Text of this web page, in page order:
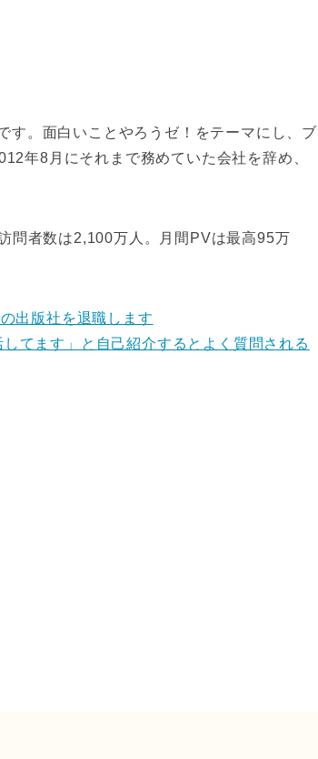
す。面白いことやろうゼ！をテーマにし、ブ
年8月にそれまで務めていた会社を辞め、
問者数は2,100万人。月間PVは最高95万
出版社を退職します
てます」と自己紹介するとよく質問される